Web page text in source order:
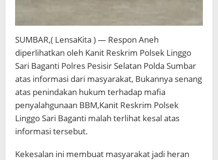
SUMBAR,( LensaKita ) — Respon Aneh
diperlihatkan oleh Kanit Reskrim Polsek Linggo
Sari Baganti Polres Pesisir Selatan Polda Sumbar
atas informasi dari masyarakat, Bukannya senang
atas penindakan hukum terhadap mafia
penyalahgunaan BBM,Kanit Reskrim Polsek
Linggo Sari Baganti malah terlihat kesal atas
informasi tersebut.
Kekesalan ini membuat masyarakat jadi heran